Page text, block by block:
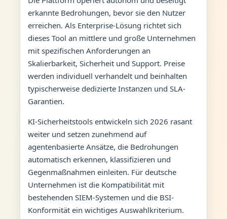
erkannte Bedrohungen, bevor sie den Nutzer
erreichen. Als Enterprise-Lösung richtet sich
dieses Tool an mittlere und große Unternehmen
mit spezifischen Anforderungen an
Skalierbarkeit, Sicherheit und Support. Preise
werden individuell verhandelt und beinhalten
typischerweise dedizierte Instanzen und SLA-
Garantien.
KI-Sicherheitstools entwickeln sich 2026 rasant
weiter und setzen zunehmend auf
agentenbasierte Ansätze, die Bedrohungen
automatisch erkennen, klassifizieren und
Gegenmaßnahmen einleiten. Für deutsche
Unternehmen ist die Kompatibilität mit
bestehenden SIEM-Systemen und die BSI-
Konformität ein wichtiges Auswahlkriterium.